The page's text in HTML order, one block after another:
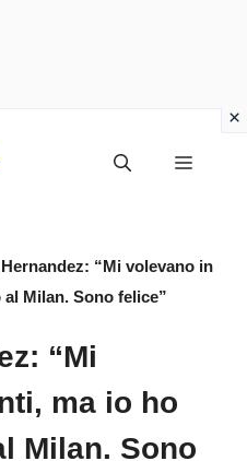
Menu
“Mi volevano in
Milan. Sono felice”
“Mi
ma io ho
Milan. Sono